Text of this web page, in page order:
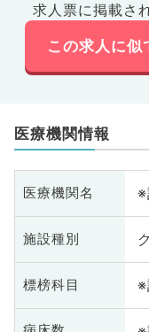
求人票に掲載さ
この求人に似
医療機関情報
医療機関名
施設種別
標榜科目